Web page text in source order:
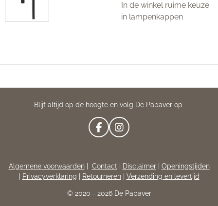
In de winkel ruime keuze
in lampenkappen
Blijf altijd op de hoogte en volg De Papaver op
F
A
B
O
K
I
N
A
G
A
Algemene voorwaarden| Contact| Disclaimer| Openingstijden
Privacyverklaring Retourneren| Verzending en levertijd
© 2020 - 2026 De Papaver